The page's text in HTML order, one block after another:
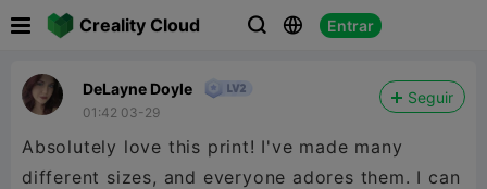
Creality Cloud   Entrar
DeLayne Doyle
01:42 03-29
Seguir
Absolutely love this print! I've made many
different sizes, and everyone adores them. I can